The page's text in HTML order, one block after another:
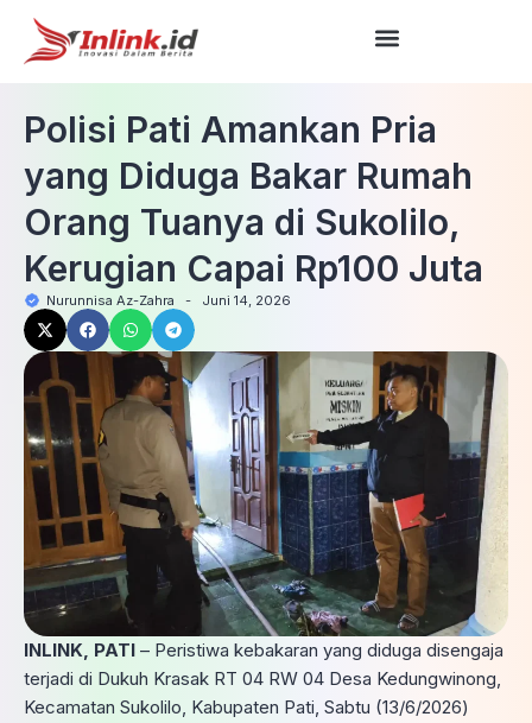
Polisi Pati Amankan Pria
yang Diduga Bakar Rumah
Orang Tuanya di Sukolilo,
Kerugian Capai Rp100 Juta
Nurunnisa Az-Zahra - Juni 14, 2026
INLINK, PATI – Peristiwa kebakaran yang diduga disengaja
terjadi di Dukuh Krasak RT 04 RW 04 Desa Kedungwinong,
Kecamatan Sukolilo, Kabupaten Pati, Sabtu (13/6/2026)